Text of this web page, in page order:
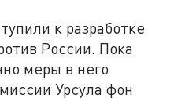
к разработке
России. Пока
меры в него
Урсула фон